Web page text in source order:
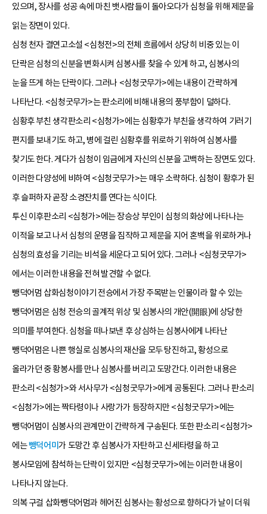
있으며, 장사를 성공 속에 마친 뱃사람들이 돌아오다가 심청을 위해 제문을
읽는 장면이 있다.
심청 천자 결연고소설 <심청전>의 전체 흐름에서 상당히 비중 있는 이
단락은 심청의 신분을 변화시켜 심봉사를 찾을 수 있게 하고, 심봉사의
눈을 뜨게 하는 단락이다. 그러나 <심청굿무가>에는 내용이 간략하게
나타난다. <심청굿무가>는 판소리에 비해 내용의 풍부함이 덜하다.
심황후 부친 생각판소리 <심청가>에는 심황후가 부친을 생각하여 기러기
편지를 보내기도 하고, 병에 걸린 심황후를 위로하기 위하여 심봉사를
찾기도 한다. 게다가 심청이 임금에게 자신의 신분을 고백하는 장면도 있다.
이러한 다양성에 비하여 <심청굿무가>는 매우 소략하다. 심청이 황후가 된
후 슬퍼하자 곧장 소경잔치를 연다는 식이다.
투신 이후판소리 <심청가>에는 장승상 부인이 심청의 화상에 나타나는
이적을 보고 나서 심청의 운명을 짐작하고 제문을 지어 혼백을 위로하거나
심청의 효성을 기리는 비석을 세운다고 되어 있다. 그러나 <심청굿무가>
에서는 이러한 내용을 전혀 발견할 수 없다.
뺑덕어멈 삽화심청이야기 전승에서 가장 주목받는 인물이라 할 수 있는
뺑덕어멈은 심청 전승의 골계적 위상 및 심봉사의 개안(開眼)에 상당한
의미를 부여한다. 심청을 떠나보낸 후 상심하는 심봉사에게 나타난
뺑덕어멈은 나쁜 행실로 심봉사의 재산을 모두 탕진하고, 황성으로
올라가던 중 황봉사를 만나 심봉사를 버리고 도망간다. 이러한 내용은
판소리 <심청가>와 서사무가 <심청굿무가>에게 공통된다. 그러나 판소리
<심청가>에는 짝타령이나 사랑가가 등장하지만 <심청굿무가>에는
뺑덕어멈이 심봉사의 관계만이 간략하게 구송된다. 또한 판소리 <심청가>
에는뺑덕어미가 도망간 후 심봉사가 자탄하고 신세타령을 하고
봉사모임에 참석하는 단락이 있지만 <심청굿무가>에는 이러한 내용이
나타나지 않는다.
의복 구걸 삽화뺑덕어멈과 헤어진 심봉사는 황성으로 향하다가 날이 더워